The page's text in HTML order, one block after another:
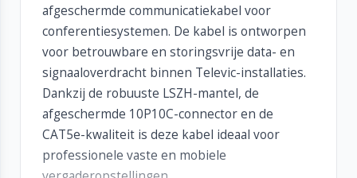
afgeschermde communicatiekabel voor
conferentiesystemen. De kabel is ontworpen
voor betrouwbare en storingsvrije data- en
signaaloverdracht binnen Televic-installaties.
Dankzij de robuuste LSZH-mantel, de
afgeschermde 10P10C-connector en de
CAT5e-kwaliteit is deze kabel ideaal voor
professionele vaste en mobiele